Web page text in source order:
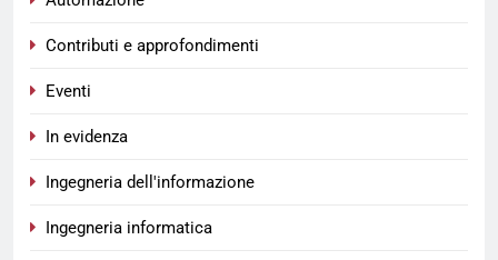
Contributi e approfondimenti
Eventi
In evidenza
Ingegneria dell'informazione
Ingegneria informatica